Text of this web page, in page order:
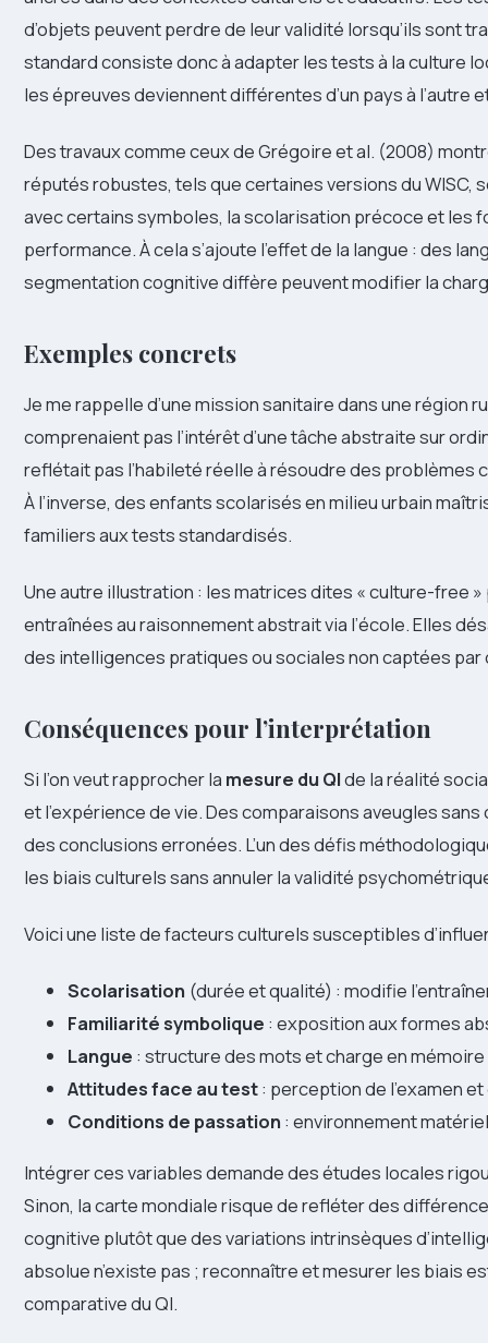
d’objets peuvent perdre de leur validité lorsqu’ils sont
standard consiste donc à adapter les tests à la culture
les épreuves deviennent différentes d’un pays à l’autre
Des travaux comme ceux de Grégoire et al. (2008)
réputés robustes, tels que certaines versions du WISC,
avec certains symboles, la scolarisation précoce et les
performance. À cela s’ajoute l’effet de la langue : des
segmentation cognitive diffère peuvent modifier la
Exemples concrets
Je me rappelle d’une mission sanitaire dans une région
comprenaient pas l’intérêt d’une tâche abstraite sur
reflétait pas l’habileté réelle à résoudre des problèmes
À l’inverse, des enfants scolarisés en milieu urbain
familiers aux tests standardisés.
Une autre illustration : les matrices dites « culture-free
entraînées au raisonnement abstrait via l’école. Elles
des intelligences pratiques ou sociales non captées par
Conséquences pour l’interprétation
Si l’on veut rapprocher la mesure du QIde la réalité
et l’expérience de vie. Des comparaisons aveugles
des conclusions erronées. L’un des défis
les biais culturels sans annuler la validité
Voici une liste de facteurs culturels susceptibles
Scolarisation (durée et qualité) : modifie
Familiarité symbolique : exposition aux formes
Langue : structure des mots et charge en
Attitudes face au test: perception de l’examen
Conditions de passation : environnement
Intégrer ces variables demande des études locales
Sinon, la carte mondiale risque de refléter des
cognitive plutôt que des variations intrinsèques
absolue n’existe pas ; reconnaître et mesurer les biais
comparative du QI.